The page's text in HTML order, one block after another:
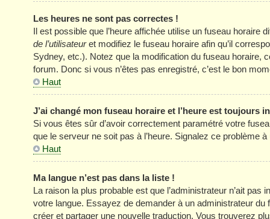
Les heures ne sont pas correctes !
Il est possible que l’heure affichée utilise un fuseau
de l’utilisateuret modifiez le fuseau horaire afin qu’il
Sydney, etc.). Notez que la modification du fuseau horaire,
forum. Donc si vous n’êtes pas enregistré, c’est le bon
Haut
J’ai changé mon fuseau horaire et l’heure est toujours
Si vous êtes sûr d’avoir correctement paramétré votre
que le serveur ne soit pas à l’heure. Signalez ce problème
Haut
Ma langue n’est pas dans la liste !
La raison la plus probable est que l’administrateur n’ait
votre langue. Essayez de demander à un administrateur du
créer et partager une nouvelle traduction. Vous trouverez